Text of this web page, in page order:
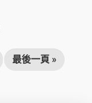
最後一頁 »